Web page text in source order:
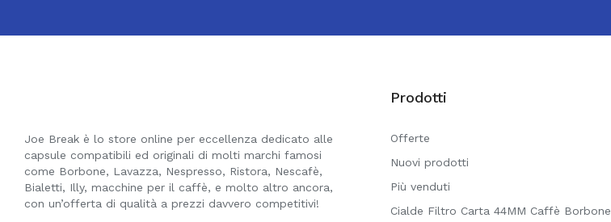
Joe Break è lo store online per eccellenza dedicato alle
capsule compatibili ed originali di molti marchi famosi
come Borbone, Lavazza, Nespresso, Ristora, Nescafè,
Bialetti, Illy, macchine per il caffè, e molto altro ancora,
con un’offerta di qualità a prezzi davvero competitivi!
Prodotti
Offerte
Nuovi prodotti
Più venduti
Cialde Filtro Carta 44MM Caffè Borbone